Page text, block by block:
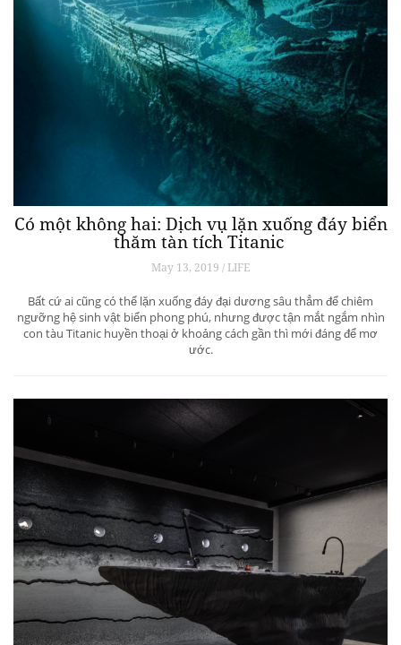
Có một không hai: Dịch vụ lặn xuống đáy biển
thăm tàn tích Titanic
May 13, 2019 / LIFE
Bất cứ ai cũng có thể lặn xuống đáy đại dương sâu thẳm để chiêm
ngưỡng hệ sinh vật biển phong phú, nhưng được tận mắt ngắm nhìn
con tàu Titanic huyền thoại ở khoảng cách gần thì mới đáng để mơ
ước.